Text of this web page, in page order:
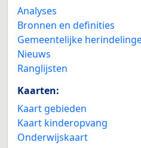
Analyses
Bronnen en definities
Gemeentelijke
Nieuws
Ranglijsten
Kaarten:
Kaart gebieden
Kaart kinderopvang
Onderwijskaart